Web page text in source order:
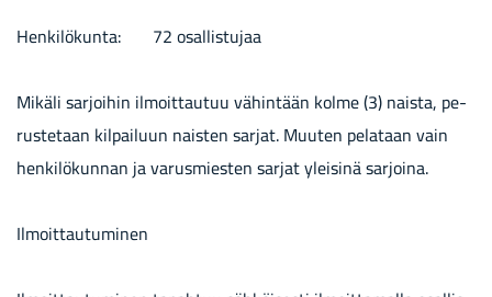
Hen­ki­lö­kun­ta: 72 osal­lis­tu­jaa
Mi­kä­li sar­joi­hin il­moit­tau­tuu vä­hin­tään kolme (3) nais­ta, pe­
rus­te­taan kil­pai­luun nais­ten sar­jat. Muu­ten pe­la­taan vain
hen­ki­lö­kun­nan ja va­rus­mies­ten sar­jat ylei­si­nä sar­joi­na.
Il­moit­tau­tu­mi­nen